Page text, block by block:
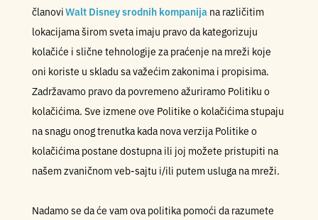
članoviWalt Disney srodnih kompanija na različitim
lokacijama širom sveta imaju pravo da kategorizuju
kolačiće i slične tehnologije za praćenje na mreži koje
oni koriste u skladu sa važećim zakonima i propisima.
Zadržavamo pravo da povremeno ažuriramo Politiku o
kolačićima. Sve izmene ove Politike o kolačićima stupaju
na snagu onog trenutka kada nova verzija Politike o
kolačićima postane dostupna ili joj možete pristupiti na
našem zvaničnom veb-sajtu i/ili putem usluga na mreži.
Nadamo se da će vam ova politika pomoći da razumete